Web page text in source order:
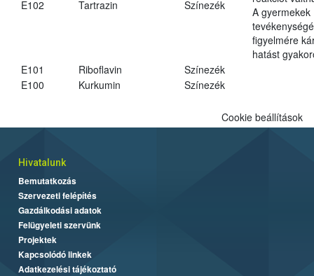
E102 Tartrazin Színezék
A gyermekek
figyelmére
hatást
E101
Riboflavin
Színezék
E100
Kurkumin Színezék
Cookie beállítások
Hivatalunk
Bemutatkozás
Szervezeti felépítés
Gazdálkodási adatok
Felügyeleti szervünk
Projektek
Kapcsolódó linkek
Adatkezelési tájékoztató